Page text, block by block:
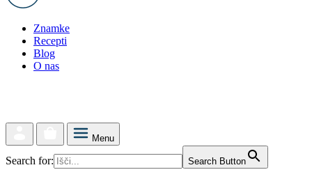
Znamke
Recepti
Blog
O nas
Menu
Search for: Search Button